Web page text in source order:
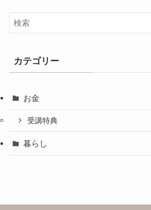
カテゴリー
お金
受講特典
暮らし